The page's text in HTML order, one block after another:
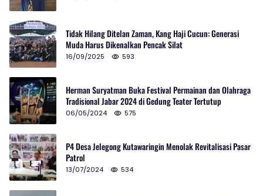
Tidak Hilang Ditelan Zaman, Kang Haji Cucun: Generasi
Muda Harus Dikenalkan Pencak Silat
16/09/2025 593
Herman Suryatman Buka Festival Permainan dan Olahraga
Tradisional Jabar 2024 di Gedung Teater Tertutup
06/05/2024 575
P4 Desa Jelegong Kutawaringin Menolak Revitalisasi Pasar
Patrol
13/07/2024 534